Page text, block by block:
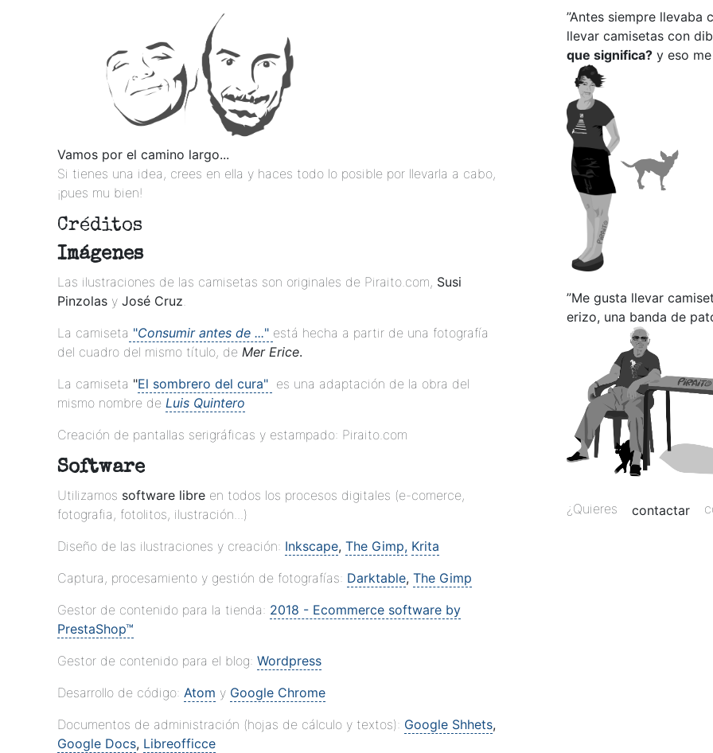
Vamos por el camino largo...
Si tienes una idea, crees en ella y haces todo lo posible por llevarla a cabo,
¡pues mu bien!
Créditos
Imágenes
Las ilustraciones de las camisetas son originales de Piraito.com, Susi
Pinzolas y José Cruz.
La camiseta "Consumir antes de ..." está hecha a partir de una fotografía
del cuadro del mismo título, de Mer Erice.
La camiseta "El sombrero del cura" es una adaptación de la obra del
mismo nombre de Luis Quintero
Creación de pantallas serigráficas y estampado: Piraito.com
Software
Utilizamos software libre en todos los procesos digitales (e-comerce,
fotografia, fotolitos, ilustración...)
Diseño de las ilustraciones y creación: Inkscape, The Gimp, Krita
Captura, procesamiento y gestión de fotografías: Darktable, The Gimp
Gestor de contenido para la tienda: 2018 - Ecommerce software by
PrestaShop™
Gestor de contenido para el blog: Wordpress
Desarrollo de código: Atom y Google Chrome
Documentos de administración (hojas de cálculo y textos): Google Shhets,
Google Docs, Libreofficce
”Antes siempre llevaba
llevar camisetas con
que significa? y eso
”Me gusta llevar
erizo, una banda de
¿Quieres contactar